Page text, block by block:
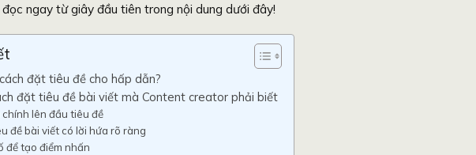
ngay từ giây đầu tiên trong nội dung dưới đây!
đặt tiêu đề cho hấp dẫn?
đặt tiêu đề bài viết mà Content creator phải biết
lên đầu tiêu đề
đề bài viết có lời hứa rõ ràng
để tạo điểm nhấn